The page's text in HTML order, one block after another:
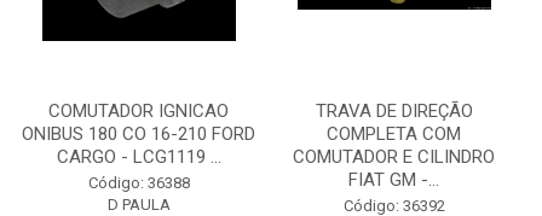
COMUTADOR IGNICAO
ONIBUS 180 CO 16-210 FORD
CARGO - LCG1119 ...
Código: 36388
D PAULA
TRAVA DE DIREÇÃO
COMPLETA COM
COMUTADOR E CILINDRO
FIAT GM -...
Código: 36392